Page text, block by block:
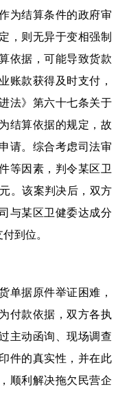
为结算条件的政府审
，则无异于变相强制
依据，可能导致货款
账款获得及时支付，
法》第六十七条关于
结算依据的规定，故
请。综合考虑司法审
等因素，判令某区卫
。该案判决后，双方
与某区卫健委达成分
到位。
据原件举证困难，
付款依据，双方各执
主动函询、现场调查
件的真实性，并在此
顺利解决拖欠民营企